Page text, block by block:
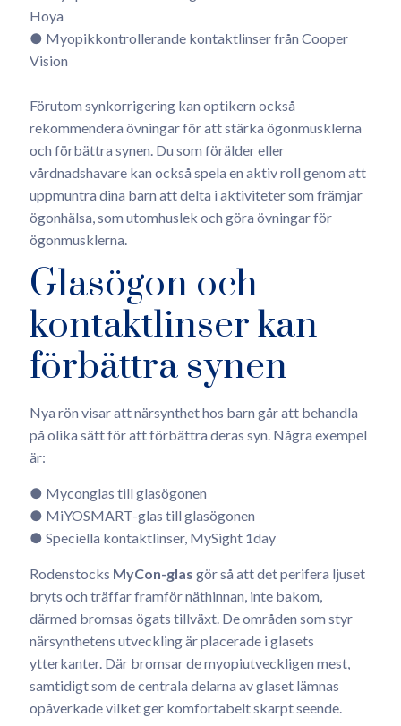
Hoya
● Myopikkontrollerande kontaktlinser från Cooper
Vision
Förutom synkorrigering kan optikern också
rekommendera övningar för att stärka ögonmusklerna
och förbättra synen. Du som förälder eller
vårdnadshavare kan också spela en aktiv roll genom att
uppmuntra dina barn att delta i aktiviteter som främjar
ögonhälsa, som utomhuslek och göra övningar för
ögonmusklerna.
Glasögon och
kontaktlinser kan
förbättra synen
Nya rön visar att närsynthet hos barn går att behandla
på olika sätt för att förbättra deras syn. Några exempel
är:
● Myconglas till glasögonen
● MiYOSMART-glas till glasögonen
● Speciella kontaktlinser, MySight 1day
Rodenstocks MyCon-glas gör så att det perifera ljuset
bryts och träffar framför näthinnan, inte bakom,
därmed bromsas ögats tillväxt. De områden som styr
närsynthetens utveckling är placerade i glasets
ytterkanter. Där bromsar de myopiutveckligen mest,
samtidigt som de centrala delarna av glaset lämnas
opåverkade vilket ger komfortabelt skarpt seende.